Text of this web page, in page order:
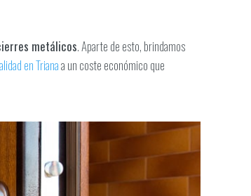
metálicos. Aparte de esto, brindamos
en Trianaa un coste económico que